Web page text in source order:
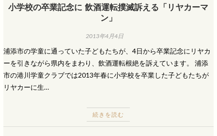
小学校の卒業記念に 飲酒運転撲滅訴える「リヤカーマ
ン」
2013年4月4日
浦添市の学童に通っていた子どもたちが、4日から卒業記念にリヤカ
ーを引きながら県内をまわり、飲酒運転根絶を訴えています。 浦添
市の港川学童クラブでは2013年春に小学校を卒業した子どもたちが
リヤカーに生…
続きを読む